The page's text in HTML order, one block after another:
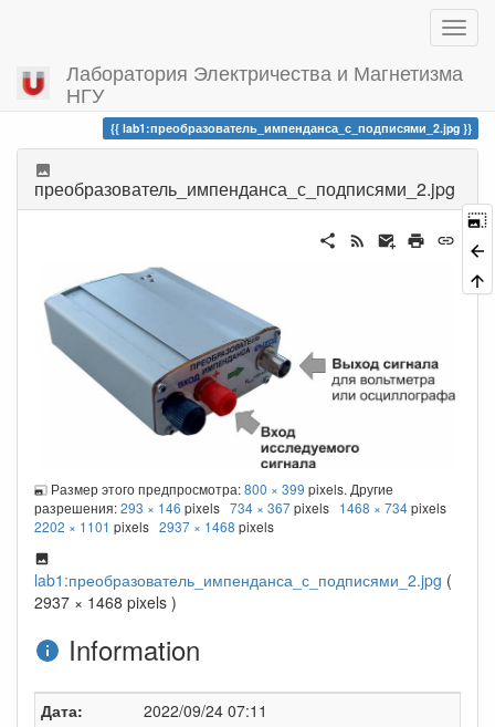
Лаборатория Электричества и Магнетизма
НГУ
Вы посетили
lab1:преобразователь_импенданса_с_подписями_2.jpg
преобразователь_импенданса_с_подписями_2.jpg
Размер этого предпросмотра:800 × 399 pixels. Другие
разрешения:293 × 146 pixels 734 × 367pixels 1468 × 734pixels
2202 × 1101 pixels 2937 × 1468 pixels
lab1:преобразователь_импенданса_с_подписями_2.jpg (
2937 × 1468 pixels )
Information
Дата:
2022/09/24 07:11